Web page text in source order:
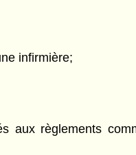
infirmière;
aux règlements